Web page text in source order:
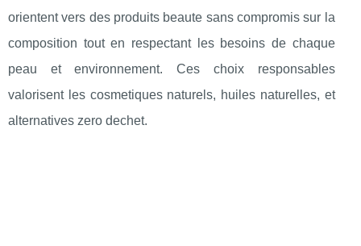
orientent vers des produits beaute sans compromis sur la
composition tout en respectant les besoins de chaque
peau et environnement. Ces choix responsables
valorisent les cosmetiques naturels, huiles naturelles, et
alternatives zero dechet.